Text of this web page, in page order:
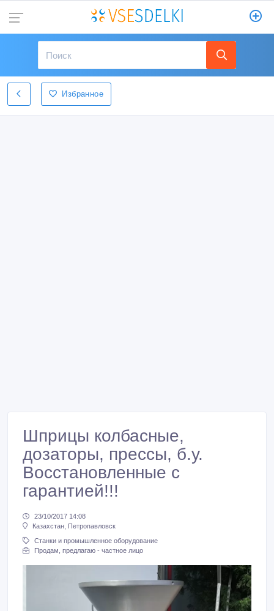
Избранное
Шприцы колбасные,
дозаторы, прессы, б.у.
Восстановленные с
гарантией!!!
23/10/2017 14:08
Казахстан, Петропавловск
Станки и промышленное оборудование
Продам, предлагаю - частное лицо